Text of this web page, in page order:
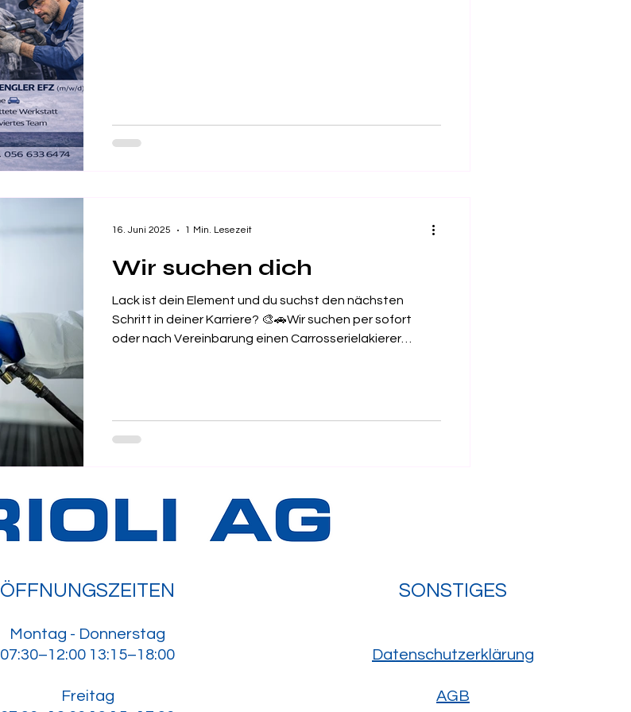
Wir suchen dich
Lack ist dein Element und du suchst den nächsten
Schritt in deiner Karriere? 🎨🚗Wir suchen per sofort
oder nach Vereinbarung einen Carrosserielakierer
Bewirb dich jetzt unter kerstin@boriolicar.ch 📞 oder
16. Juni 2025 1 Min. Lesezeit
ÖFFNUNGSZEITEN
Montag - Donnerstag
07:30–12:00 13:15–18:00
Freitag
SONSTIGES
Datenschutzerklärung
AGB